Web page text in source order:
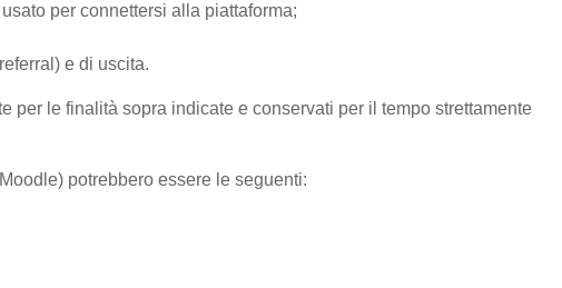
per connettersi alla piattaforma;
e di uscita.
per le finalità sopra indicate e conservati per il tempo strettamente
potrebbero essere le seguenti: